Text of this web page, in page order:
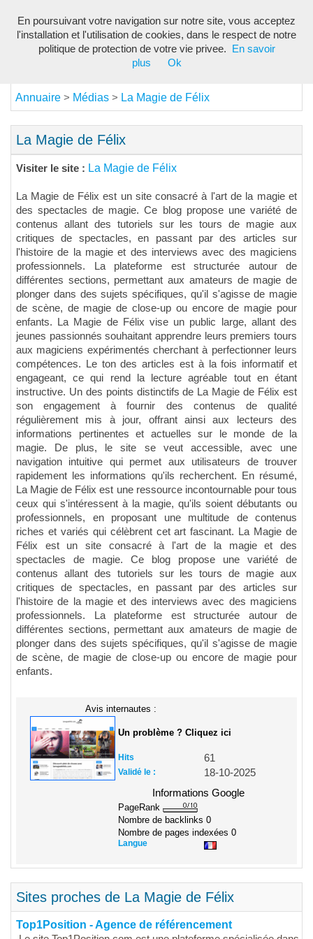
Annuaire > Médias > La Magie de Félix
La Magie de Félix
Visiter le site : La Magie de Félix
La Magie de Félix est un site consacré à l'art de la magie et
des spectacles de magie. Ce blog propose une variété de
contenus allant des tutoriels sur les tours de magie aux
critiques de spectacles, en passant par des articles sur
l'histoire de la magie et des interviews avec des magiciens
professionnels. La plateforme est structurée autour de
différentes sections, permettant aux amateurs de magie de
plonger dans des sujets spécifiques, qu'il s'agisse de magie
de scène, de magie de close-up ou encore de magie pour
enfants. La Magie de Félix vise un public large, allant des
jeunes passionnés souhaitant apprendre leurs premiers tours
aux magiciens expérimentés cherchant à perfectionner leurs
compétences. Le ton des articles est à la fois informatif et
engageant, ce qui rend la lecture agréable tout en étant
instructive. Un des points distinctifs de La Magie de Félix est
son engagement à fournir des contenus de qualité
régulièrement mis à jour, offrant ainsi aux lecteurs des
informations pertinentes et actuelles sur le monde de la
magie. De plus, le site se veut accessible, avec une
navigation intuitive qui permet aux utilisateurs de trouver
rapidement les informations qu'ils recherchent. En résumé,
La Magie de Félix est une ressource incontournable pour tous
ceux qui s'intéressent à la magie, qu'ils soient débutants ou
professionnels, en proposant une multitude de contenus
riches et variés qui célèbrent cet art fascinant. La Magie de
Félix est un site consacré à l'art de la magie et des
spectacles de magie. Ce blog propose une variété de
contenus allant des tutoriels sur les tours de magie aux
critiques de spectacles, en passant par des articles sur
l'histoire de la magie et des interviews avec des magiciens
professionnels. La plateforme est structurée autour de
différentes sections, permettant aux amateurs de magie de
plonger dans des sujets spécifiques, qu'il s'agisse de magie
de scène, de magie de close-up ou encore de magie pour
enfants.
Avis internautes :
Un problème ? Cliquez ici
Hits 61
Validé le :
18-10-2025
Informations Google
PageRank
Nombre de backlinks 0
Nombre de pages indexées 0
Langue
Sites proches de La Magie de Félix
Top1Position - Agence de référencement
En poursuivant votre navigation sur notre site, vous acceptez
l'installation et l'utilisation de cookies, dans le respect de notre
politique de protection de votre vie privee.
En savoir
plus
Ok